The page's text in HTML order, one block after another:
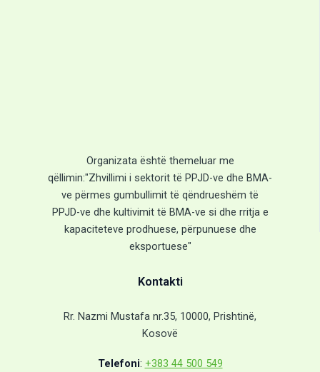
Organizata është themeluar me
qëllimin:"Zhvillimi i sektorit të PPJD-ve dhe BMA-
ve përmes gumbullimit të qëndrueshëm të
PPJD-ve dhe kultivimit të BMA-ve si dhe rritja e
kapaciteteve prodhuese, përpunuese dhe
eksportuese"
Kontakti
Rr. Nazmi Mustafa nr.35, 10000, Prishtinë,
Kosovë
Telefoni: +383 44 500 549